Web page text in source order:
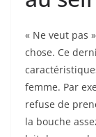
« Ne veut pas
chose. Ce
femme. Par
refuse de
la bouche